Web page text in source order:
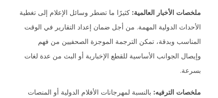
ملخصات الأخبار العالمية: كثيرًا ما تضطر وسائل الإعلام إلى تغطية
الأحداث الدولية المهمة. من أجل ضمان إعداد التقارير في الوقت
المناسب وبدقة، تمكن الترجمة الموجزة الصحفيين من فهم
وإيصال الجوانب الأساسية للقطع الإخبارية أو البث من عدة لغات
بسرعة.
ملخصات الترفيه: بالنسبة لمهرجانات الأفلام الدولية أو المنصات